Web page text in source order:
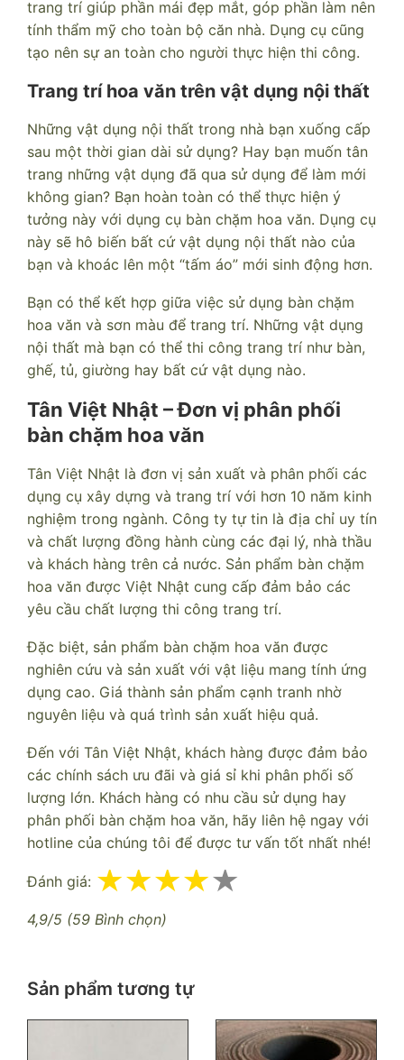
trang trí giúp phần mái đẹp mắt, góp phần làm nên
tính thẩm mỹ cho toàn bộ căn nhà. Dụng cụ cũng
tạo nên sự an toàn cho người thực hiện thi công.
Trang trí hoa văn trên vật dụng nội thất
Những vật dụng nội thất trong nhà bạn xuống cấp
sau một thời gian dài sử dụng? Hay bạn muốn tân
trang những vật dụng đã qua sử dụng để làm mới
không gian? Bạn hoàn toàn có thể thực hiện ý
tưởng này với dụng cụ bàn chặm hoa văn. Dụng cụ
này sẽ hô biến bất cứ vật dụng nội thất nào của
bạn và khoác lên một “tấm áo” mới sinh động hơn.
Bạn có thể kết hợp giữa việc sử dụng bàn chặm
hoa văn và sơn màu để trang trí. Những vật dụng
nội thất mà bạn có thể thi công trang trí như bàn,
ghế, tủ, giường hay bất cứ vật dụng nào.
Tân Việt Nhật – Đơn vị phân phối
bàn chặm hoa văn
Tân Việt Nhật là đơn vị sản xuất và phân phối các
dụng cụ xây dựng và trang trí với hơn 10 năm kinh
nghiệm trong ngành. Công ty tự tin là địa chỉ uy tín
và chất lượng đồng hành cùng các đại lý, nhà thầu
và khách hàng trên cả nước. Sản phẩm bàn chặm
hoa văn được Việt Nhật cung cấp đảm bảo các
yêu cầu chất lượng thi công trang trí.
Đặc biệt, sản phẩm bàn chặm hoa văn được
nghiên cứu và sản xuất với vật liệu mang tính ứng
dụng cao. Giá thành sản phẩm cạnh tranh nhờ
nguyên liệu và quá trình sản xuất hiệu quả.
Đến với Tân Việt Nhật, khách hàng được đảm bảo
các chính sách ưu đãi và giá sỉ khi phân phối số
lượng lớn. Khách hàng có nhu cầu sử dụng hay
phân phối bàn chặm hoa văn, hãy liên hệ ngay với
hotline của chúng tôi để được tư vấn tốt nhất nhé!
Đánh giá:
4,9/5 (59 Bình chọn)
Sản phẩm tương tự